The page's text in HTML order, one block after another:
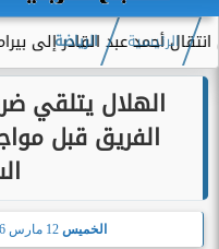
إلى بيراميدز ويوجه
الرئيسية الرياضة
الهلال يتلقي
الفريق قبل
الخميس 12 مارس 2026